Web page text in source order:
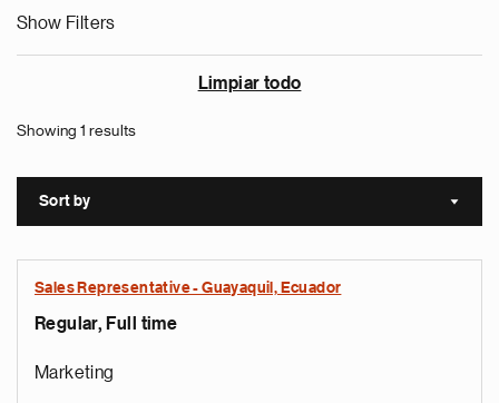
Show Filters
Limpiar todo
Showing 1 results
Sort by Sort
Sales Representative - Guayaquil, Ecuador
Regular, Full time
Marketing